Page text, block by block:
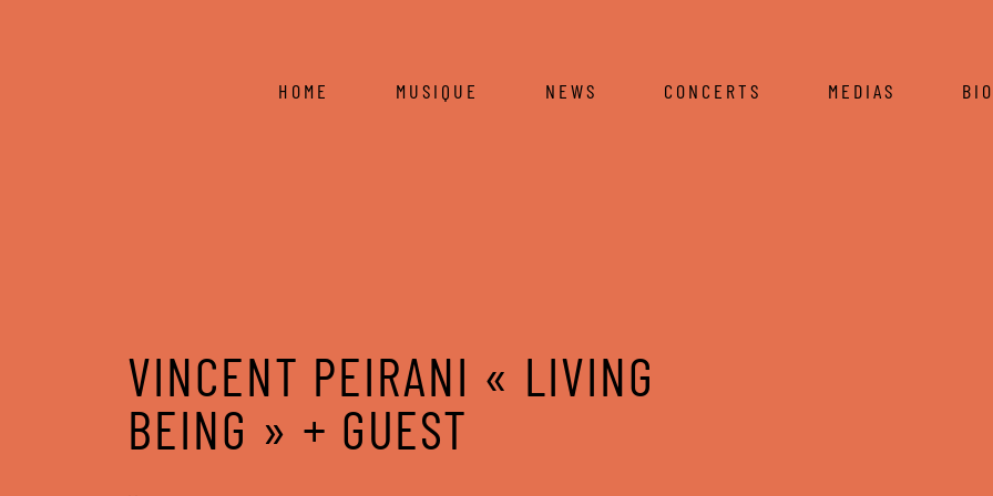
HOME MUSIQUE NEWS CONCERTS MEDIAS BIO
VINCENT PEIRANI « LIVING
BEING » + GUEST